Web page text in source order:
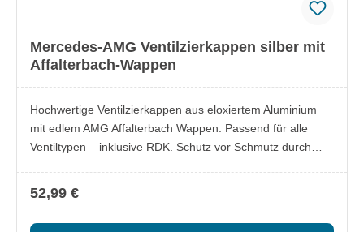
Mercedes-AMG Ventilzierkappen silber mit
Affalterbach-Wappen
Hochwertige Ventilzierkappen aus eloxiertem Aluminium
mit edlem AMG Affalterbach Wappen. Passend für alle
Ventiltypen – inklusive RDK. Schutz vor Schmutz durch
einen stilvollen Look. Lieferumfang: 4x AMG
Ventilzierkappen mit Affalterbach Wappen Besonderheiten:
52,99 €